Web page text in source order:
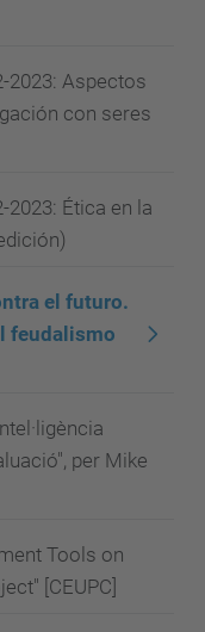
2023: Aspectos
con seres
Ética en la
el futuro.
feudalismo
per Mike
Tools on
[CEUPC]